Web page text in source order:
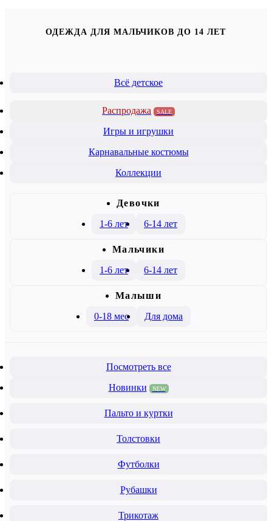
ОДЕЖДА ДЛЯ МАЛЬЧИКОВ ДО 14 ЛЕТ
Всё детское
Распродажа SALE
Игры и игрушки
Карнавальные костюмы
Коллекции
Девочки
1-6 лет
6-14 лет
Mальчики
1-6 лет
6-14 лет
Малыши
0-18 мес
Для дома
Посмотреть все
Новинки
NEW
Пальто и куртки
Толстовки
Футболки
Рубашки
Трикотаж